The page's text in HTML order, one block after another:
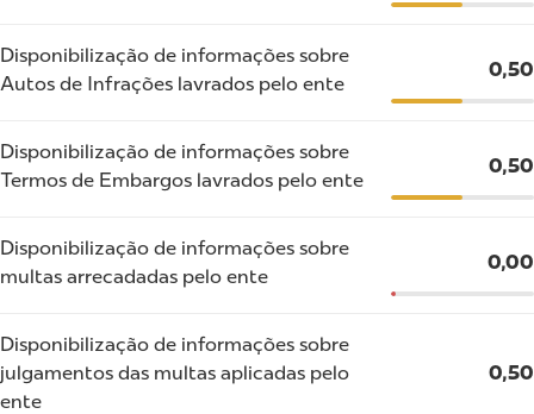
Disponibilização de informações sobre
Autos de Infrações lavrados pelo ente
0,50
Disponibilização de informações sobre
Termos de Embargos lavrados pelo ente
0,50
Disponibilização de informações sobre
multas arrecadadas pelo ente
0,00
Disponibilização de informações sobre
julgamentos das multas aplicadas pelo
ente
0,50